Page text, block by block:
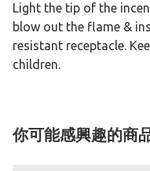
Light the tip of the
blow out the flame &
resistant receptacle.
children.
你可能感興趣的商